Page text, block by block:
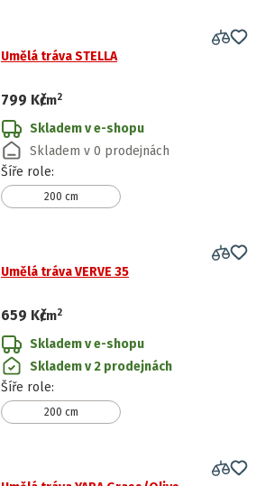
Umělá tráva STELLA
799 Kč
/m2
Skladem v e-shopu
Skladem v 0 prodejnách
Šíře role:
200 cm
Umělá tráva VERVE 35
659 Kč
/m2
Skladem v e-shopu
Skladem v 2 prodejnách
Šíře role:
200 cm